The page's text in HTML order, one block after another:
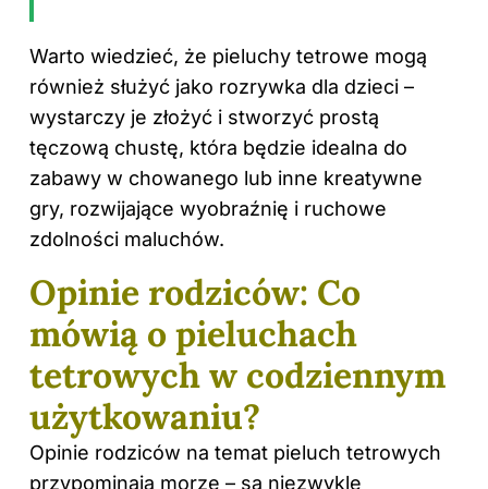
Warto wiedzieć, że pieluchy tetrowe mogą
również służyć jako rozrywka dla dzieci –
wystarczy je złożyć i stworzyć prostą
tęczową chustę, która będzie idealna do
zabawy w chowanego lub inne kreatywne
gry, rozwijające wyobraźnię i ruchowe
zdolności maluchów.
Opinie rodziców: Co
mówią o pieluchach
tetrowych w codziennym
użytkowaniu?
Opinie rodziców na temat pieluch tetrowych
przypominają morze – są niezwykle